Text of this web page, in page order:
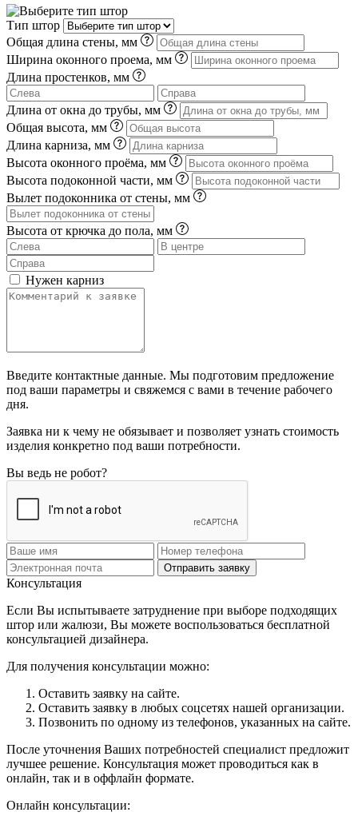
Тип штор
Общая длина стены, мм
Ширина оконного проема, мм
Длина простенков, мм
Длина от окна до трубы, мм
Общая высота, мм
Длина карниза, мм
Высота оконного проёма, мм
Высота подоконной части, мм
Вылет подоконника от стены, мм
Высота от крючка до пола, мм
Нужен карниз
Введите контактные данные. Мы подготовим предложение
под ваши параметры и свяжемся с вами в течение рабочего
дня.
Заявка ни к чему не обязывает и позволяет узнать стоимость
изделия конкретно под ваши потребности.
Вы ведь не робот?
Отправить заявку
Консультация
Если Вы испытываете затруднение при выборе подходящих
штор или жалюзи, Вы можете воспользоваться бесплатной
консультацией дизайнера.
Для получения консультации можно:
Оставить заявку на сайте.
Оставить заявку в любых соцсетях нашей организации.
Позвонить по одному из телефонов, указанных на сайте.
После уточнения Ваших потребностей специалист предложит
лучшее решение. Консультация может проводиться как в
онлайн, так и в оффлайн формате.
Онлайн консультации: